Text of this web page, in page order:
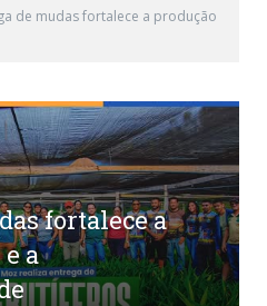
de mudas fortalece a produção
fortalece a
a